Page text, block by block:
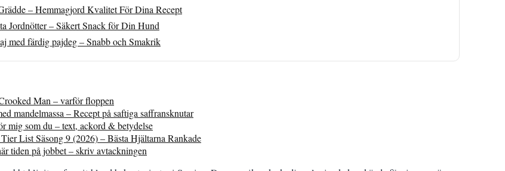
– Hemmagjord Kvalitet För Dina Recept
Jordnötter – Säkert Snack för Din Hund
med färdig pajdeg – Snabb och Smakrik
Man – varför floppen
mandelmassa – Recept på saftiga saffransknutar
mig som du – text, ackord & betydelse
List Säsong 9 (2026) – Bästa Hjältarna Rankade
tiden på jobbet – skriv avtackningen